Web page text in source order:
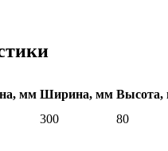
мм Ширина, мм Высота,
300 80